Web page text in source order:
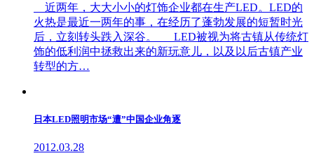
近两年，大大小小的灯饰企业都在生产LED。LED的
火热是最近一两年的事，在经历了蓬勃发展的短暂时光
后，立刻转头跌入深谷。 LED被视为将古镇从传统灯
饰的低利润中拯救出来的新玩意儿，以及以后古镇产业
转型的方…
日本LED照明市场“遭”中国企业角逐
2012.03.28